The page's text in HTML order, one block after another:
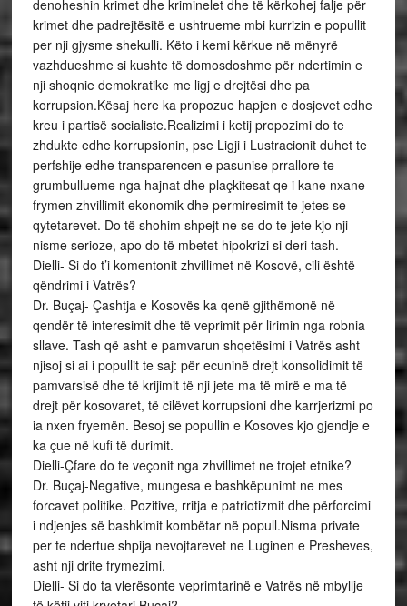
denoheshin krimet dhe kriminelet dhe të kërkohej falje për
krimet dhe padrejtësitë e ushtrueme mbi kurrizin e popullit
per nji gjysme shekulli. Këto i kemi kërkue në mënyrë
vazhdueshme si kushte të domosdoshme për ndertimin e
nji shoqnie demokratike me ligj e drejtësi dhe pa
korrupsion.Kësaj here ka propozue hapjen e dosjevet edhe
kreu i partisë socialiste.Realizimi i ketij propozimi do te
zhdukte edhe korrupsionin, pse Ligji i Lustracionit duhet te
perfshije edhe transparencen e pasunise prrallore te
grumbullueme nga hajnat dhe plaçkitesat qe i kane nxane
frymen zhvillimit ekonomik dhe permiresimit te jetes se
qytetarevet. Do të shohim shpejt ne se do te jete kjo nji
nisme serioze, apo do të mbetet hipokrizi si deri tash.
Dielli- Si do t’i komentonit zhvillimet në Kosovë, cili është
qëndrimi i Vatrës?
Dr. Buçaj- Çashtja e Kosovës ka qenë gjithëmonë në
qendër të interesimit dhe të veprimit për lirimin nga robnia
sllave. Tash që asht e pamvarun shqetësimi i Vatrës asht
njisoj si ai i popullit te saj: për ecuninë drejt konsolidimit të
pamvarsisë dhe të krijimit të nji jete ma të mirë e ma të
drejt për kosovaret, të cilëvet korrupsioni dhe karrjerizmi po
ia nxen fryemën. Besoj se popullin e Kosoves kjo gjendje e
ka çue në kufi të durimit.
Dielli-Çfare do te veçonit nga zhvillimet ne trojet etnike?
Dr. Buçaj-Negative, mungesa e bashkëpunimt ne mes
forcavet politike. Pozitive, rritja e patriotizmit dhe përforcimi
i ndjenjes së bashkimit kombëtar në popull.Nisma private
per te ndertue shpija nevojtarevet ne Luginen e Presheves,
asht nji drite frymezimi.
Dielli- Si do ta vlerësonte veprimtarinë e Vatrës në mbyllje